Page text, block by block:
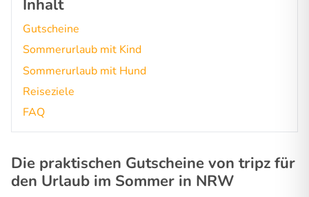
Inhalt
Gutscheine
Sommerurlaub mit Kind
Sommerurlaub mit Hund
Reiseziele
FAQ
Die praktischen Gutscheine von tripz für
den Urlaub im Sommer in NRW